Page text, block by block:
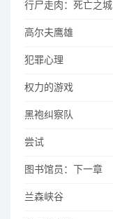
行尸走肉：死亡之城
高尔夫鹰雄
犯罪心理
权力的游戏
黑袍纠察队
尝试
图书馆员：下一章
兰森峡谷